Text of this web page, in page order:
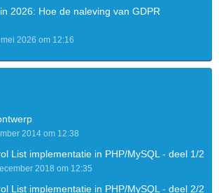
2026: Hoe de naleving van GDPR
2026 om 12:16
2014 om 12:38
List implementatie in PHP/MySQL - deel 1/2
2018 om 12:35
List implementatie in PHP/MySQL - deel 2/2